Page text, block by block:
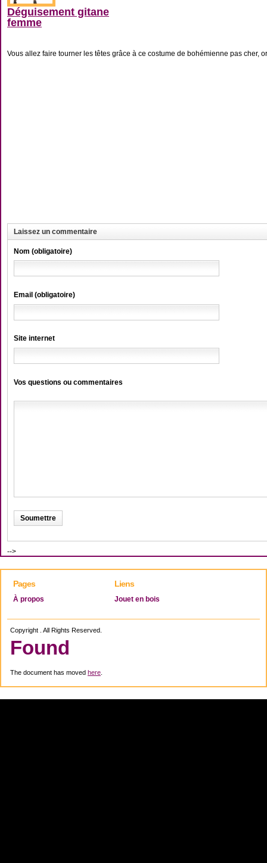
Déguisement gitane
femme
Vous allez faire tourner les têtes grâce à ce costume de bohémienne pas cher,
Laissez un commentaire
Nom (obligatoire)
Email (obligatoire)
Site internet
Vos questions ou commentaires
-->
Pages
À propos
Liens
Jouet en bois
Copyright . All Rights Reserved.
Found
The document has moved here